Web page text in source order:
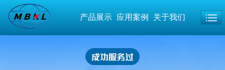
产品展示 应用案例 关于我们